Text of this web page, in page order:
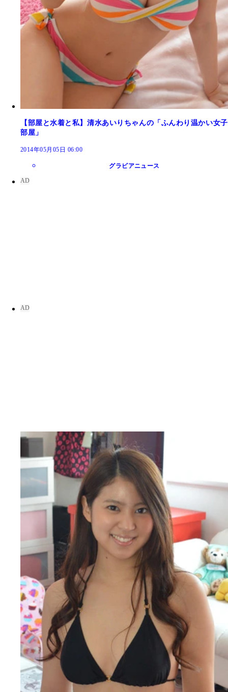
【部屋と水着と私】清水あいりちゃんの「ふんわり温かい女子
部屋」
2014年05月05日 06:00
グラビアニュース